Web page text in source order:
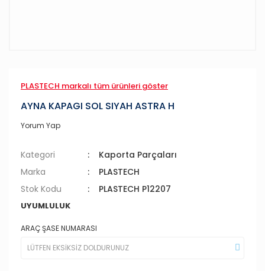
PLASTECH markalı tüm ürünleri göster
AYNA KAPAGI SOL SIYAH ASTRA H
Yorum Yap
Kategori
Kaporta Parçaları
Marka
PLASTECH
Stok Kodu
PLASTECH P12207
UYUMLULUK
ARAÇ ŞASE NUMARASI